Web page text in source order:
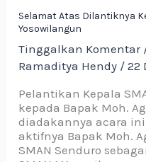
Selamat Atas Dilantiknya
Yosowilangun
Tinggalkan Komentar
Ramaditya Hendy /22
Pelantikan Kepala
kepada Bapak Moh.
diadakannya acara
aktifnya Bapak Moh.
SMAN Senduro